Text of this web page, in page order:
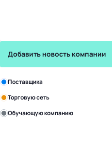
Добавить новость компании
Зарегистрируйте в
Поставщика
Торговую сеть
Обучающую компанию